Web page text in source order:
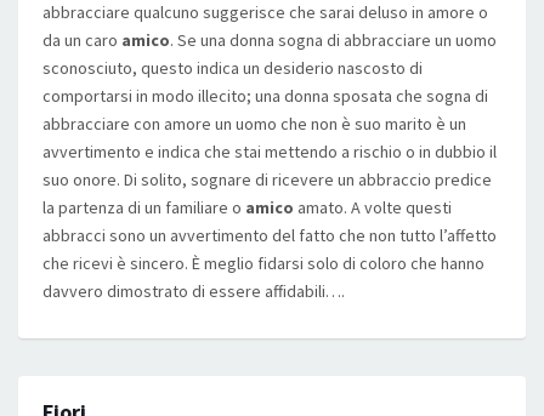
abbracciare qualcuno suggerisce che sarai deluso in amore o
da un caro amico. Se una donna sogna di abbracciare un uomo
sconosciuto, questo indica un desiderio nascosto di
comportarsi in modo illecito; una donna sposata che sogna di
abbracciare con amore un uomo che non è suo marito è un
avvertimento e indica che stai mettendo a rischio o in dubbio il
suo onore. Di solito, sognare di ricevere un abbraccio predice
la partenza di un familiare o amico amato. A volte questi
abbracci sono un avvertimento del fatto che non tutto l’affetto
che ricevi è sincero. È meglio fidarsi solo di coloro che hanno
davvero dimostrato di essere affidabili….